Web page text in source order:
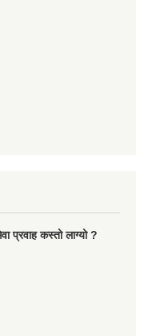
प्रवाह कस्तो लाग्यो ?